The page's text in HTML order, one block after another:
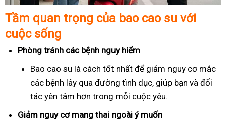
Tầm quan trọng của bao cao su với
cuộc sống
Phòng tránh các bệnh nguy hiểm
Bao cao su là cách tốt nhất để giảm nguy cơ mắc
các bệnh lây qua đường tình dục, giúp bạn và đối
tác yên tâm hơn trong mỗi cuộc yêu.
Giảm nguy cơ mang thai ngoài ý muốn